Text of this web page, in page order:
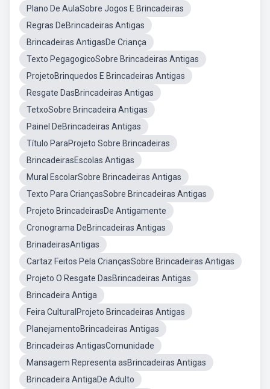
Plano De AulaSobre Jogos E Brincadeiras
Regras DeBrincadeiras Antigas
Brincadeiras AntigasDe Criança
Texto PegagogicoSobre Brincadeiras Antigas
ProjetoBrinquedos E Brincadeiras Antigas
Resgate DasBrincadeiras Antigas
TetxoSobre Brincadeira Antigas
Painel DeBrincadeiras Antigas
Título ParaProjeto Sobre Brincadeiras
BrincadeirasEscolas Antigas
Mural EscolarSobre Brincadeiras Antigas
Texto Para CriançasSobre Brincadeiras Antigas
Projeto BrincadeirasDe Antigamente
Cronograma DeBrincadeiras Antigas
BrinadeirasAntigas
Cartaz Feitos Pela CriançasSobre Brincadeiras Antigas
Projeto O Resgate DasBrincadeiras Antigas
Brincadeira Antiga
Feira CulturalProjeto Brincadeiras Antigas
PlanejamentoBrincadeiras Antigas
Brincadeiras AntigasComunidade
Mansagem Representa asBrincadeiras Antigas
Brincadeira AntigaDe Adulto